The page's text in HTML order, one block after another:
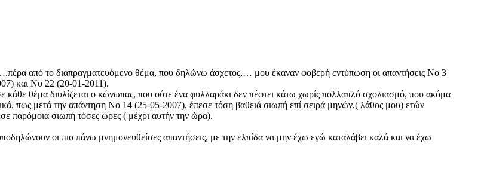
από το διαπραγματευόμενο θέμα, που δηλώνω άσχετος,… μου έκαναν φοβερή εντύπωση οι απαντήσεις Νο 3
και Νο 22 (20-01-2011).
θέμα διυλίζεται ο κώνωπας, που ούτε ένα φυλλαράκι δεν πέφτει κάτω χωρίς πολλαπλό σχολιασμό, που ακόμα
πως μετά την απάντηση Νο 14 (25-05-2007), έπεσε τόση βαθειά σιωπή επί σειρά μηνών,( λάθος μου) ετών
σιωπή τόσες ώρες ( μέχρι αυτήν την ώρα).
οι πιο πάνω μνημονευθείσες απαντήσεις, με την ελπίδα να μην έχω εγώ καταλάβει καλά και να έχω